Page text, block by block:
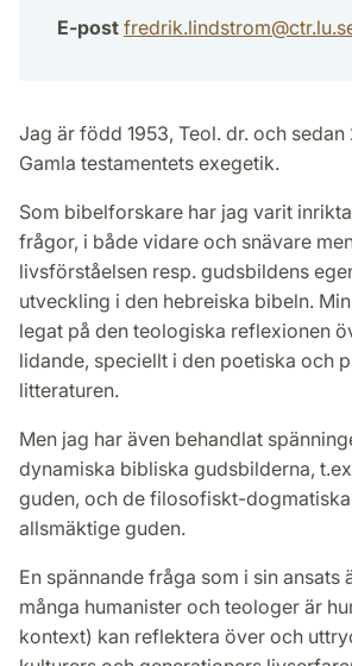
E-post fredrik.lindstrom@ctr.lu.
Jag är född 1953, Teol. dr. och
Gamla testamentets exegetik.
Som bibelforskare har jag varit
frågor, i både vidare och snävare
livsförståelsen resp. gudsbildens
utveckling i den hebreiska bibeln.
legat på den teologiska reflexionen
lidande, speciellt i den poetiska och
litteraturen.
Men jag har även behandlat
dynamiska bibliska gudsbilderna,
guden, och de filosofiskt-
allsmäktige guden.
En spännande fråga som i sin ansats
många humanister och teologer är
kontext) kan reflektera över och